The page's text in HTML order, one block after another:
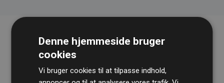
Denne hjemmeside bruger
cookies
Vi bruger cookies til at tilpasse indhold,